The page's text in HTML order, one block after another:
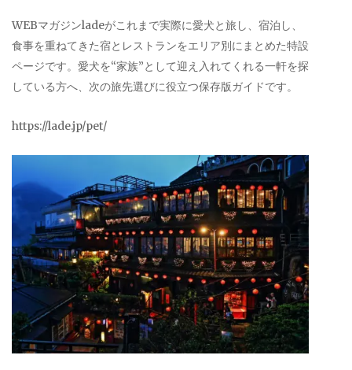
WEBマガジンladeがこれまで実際に愛犬と旅し、宿泊し、
食事を重ねてきた宿とレストランをエリア別にまとめた特設
ページです。愛犬を“家族”として迎え入れてくれる一軒を探
している方へ、次の旅先選びに役立つ保存版ガイドです。
https://lade.jp/pet/